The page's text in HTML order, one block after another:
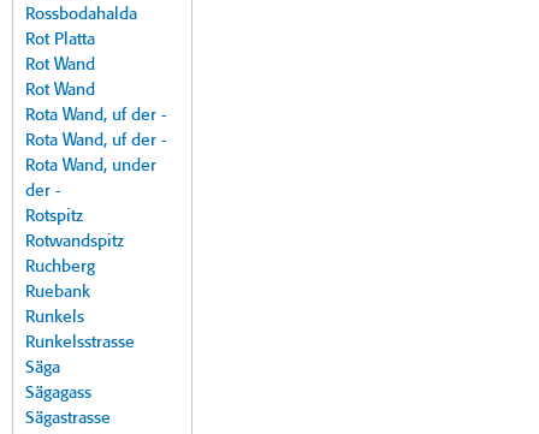
Rossbodahalda
Rot Platta
Rot Wand
Rot Wand
Rota Wand, uf der -
Rota Wand, uf der -
Rota Wand, under
der -
Rotspitz
Rotwandspitz
Ruchberg
Ruebank
Runkels
Runkelsstrasse
Säga
Sägagass
Sägastrasse